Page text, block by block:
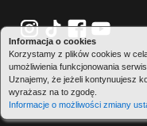
Informacja o cookies
Korzystamy z plików cookies w
umożliwienia funkcjonowania
Uznajemy, że jeżeli kontynuujesz
wyrażasz na to zgodę.
Informacje o możliwości zmiany